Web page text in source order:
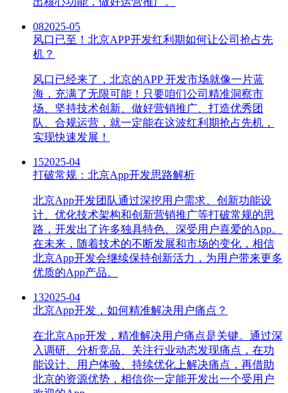
082025-05
风口已至！北京APP开发红利期如何让公司抢占先
机？
风口已经来了，北京的APP 开发市场就像一片蓝
海，充满了无限可能！只要咱们公司精准洞察市
场、坚持技术创新、做好营销推广、打造优秀团
队、合规运营，就一定能在这波红利期抢占先机，
实现快速发展！
152025-04
打破常规：北京App开发思路解析
北京App开发团队通过深挖用户需求、创新功能设
计、优化技术架构和创新营销推广等打破常规的思
路，开发出了许多独具特色、深受用户喜爱的App。
在未来，随着技术的不断发展和市场的变化，相信
北京App开发会继续保持创新活力，为用户带来更多
优质的App产品。
132025-04
北京App开发，如何精准解决用户痛点？
在北京App开发，精准解决用户痛点是关键。通过深
入调研、分析竞品、关注行业动态发现痛点，在功
能设计、用户体验、持续优化上解决痛点，再借助
北京的资源优势，相信你一定能开发出一个受用户